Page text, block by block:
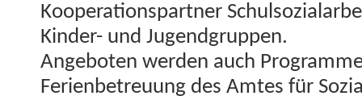
Koop­er­a­tionspart­ner
Kinder- und Jugend­grup­pen.
Ange­boten wer­den auch
Ferien­be­treu­ung des Amtes für